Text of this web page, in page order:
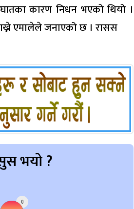
कारण निधन भएको थियो ।
एमालेले जनाएको छ । रासस
भयो ?
0